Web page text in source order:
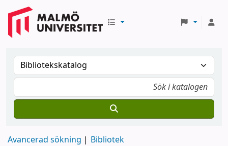
Avancerad sökning Bibliotek